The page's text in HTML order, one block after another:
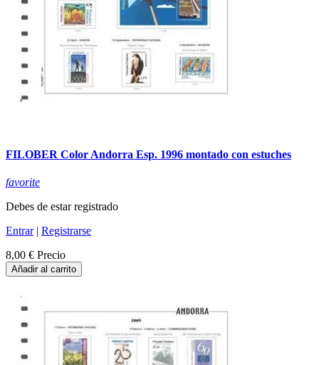
FILOBER Color Andorra Esp. 1996 montado con estuches
favorite
Debes de estar registrado
Entrar| Registrarse
8,00 € Precio
Añadir al carrito